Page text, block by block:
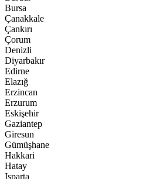
Bursa
Çanakkale
Çankırı
Çorum
Denizli
Diyarbakır
Edirne
Elazığ
Erzincan
Erzurum
Eskişehir
Gaziantep
Giresun
Gümüşhane
Hakkari
Hatay
Isparta